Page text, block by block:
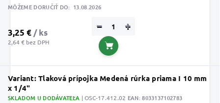
MÔŽEME DORUČIŤ DO: 13.08.2026
3,25 € / ks
2,64 € bez DPH
+
−
Do košíka
Variant: Tlaková prípojka Medená rúrka priama I 10 mm
x 1/4"
SKLADOM U DODÁVATEĽA | OSC-17.412.02 EAN:8033137102783